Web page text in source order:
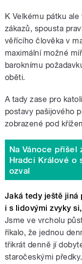
K Velkému pátku
zákazů, spousta
věřícího člověka v
maximální možné
baroknímu
oběti.
A tady zase pro
postavy pašijového
zobrazené pod
Na Vánoce
Hradci Králové o
ozval
Jaká tedy ještě jiná
i s lidovými zvyky
Jsme ve vrcholu
říkalo, že jednou
třikrát denně jí
staročeskými